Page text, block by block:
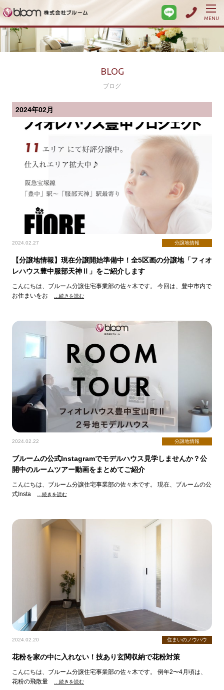
MENU
BLOG
ブログ
2024年02月
2024.02.27 分譲地情報
【分譲地情報】現在分譲開始準備中！全5区画の分譲地「フィオ
レハウス豊中服部天神Ⅱ」をご紹介します
こんにちは、ブルーム分譲住宅事業部の佐々木です。 今回は、豊中市内で
お住まいをお
…続きを読む
2024.02.22 分譲地情報
ブルームの公式Instagramでモデルハウス見学しませんか？公
開中のルームツアー動画をまとめてご紹介
こんにちは、ブルーム分譲住宅事業部の佐々木です。 現在、ブルームの公
式Insta
…続きを読む
2024.02.20 住まいのノウハウ
花粉を家の中に入れない！技あり玄関収納で花粉対策
こんにちは、ブルーム分譲住宅事業部の佐々木です。 例年2〜4月頃は、
花粉の飛散量
…続きを読む